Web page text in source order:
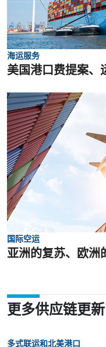
海运服务
美国港口费提案、
国际空运
亚洲的复苏、欧洲
更多供应链更新
多式联运和北美港口